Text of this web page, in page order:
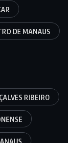
DE MANAUS
RIBEIRO